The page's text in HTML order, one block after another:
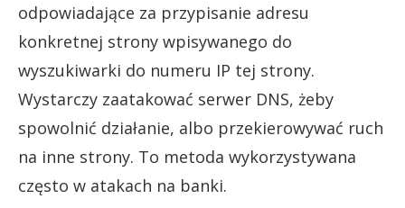
odpowiadające za przypisanie adresu
konkretnej strony wpisywanego do
wyszukiwarki do numeru IP tej strony.
Wystarczy zaatakować serwer DNS, żeby
spowolnić działanie, albo przekierowywać ruch
na inne strony. To metoda wykorzystywana
często w atakach na banki.